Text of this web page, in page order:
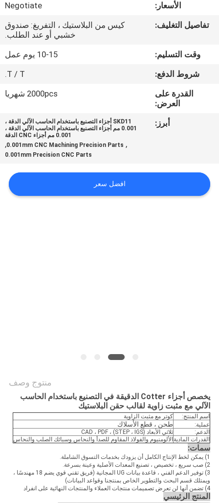
مراقبة
الجودة
اتصل
الموقع
الأسعار:
Negotiate
تفاصيل التغليف:
كيس من البلاستيك ، التفريغ: صندوق
خشبي أو عند الطلب.
وقت التسليم:
10-15 يوم عمل
شروط الدفع:
T / T.
القدرة على
العرض:
2000pcs شهريا
أبرز:
SKD11 أجزاء التصنيع باستخدام الحاسب الآلي الدقة ،
0.001 مم أجزاء التصنيع باستخدام الحاسب الآلي الدقة ،
0.001 مم أجزاء CNC الدقة
,
0.001mm CNC Machining Precision Parts
,
0.001mm Precision CNC Parts
افضل سعر
منتوج وصف
يخصص أجزاء Cotter الدقيقة في التصنيع باستخدام الحاسب
الآلي مع مثبت زاوية لقالب حقن البلاستيك
اسم المنتج:
كوتر مع مثبت الزاوية
عملية:
طحن ، قطع الأسلاك
الدعم:
ثلاثي الأبعاد (STEP ، IGS) ، CAD ، PDF
القدرات المادية الألومنيوم والفولاذ المقاوم للصدأ والنحاس وسبائك الصلب والنحاس
سمات:
1) يمكن لخط الإنتاج الكامل أن يزودك بخدمات التسوق الشاملة.
2) صب سريع ، تخصيص ، تصنيع المعدات الأصلية وعينة بسرعة.
3) توفير الدعم الفني ، قاعدة بيانات UG المجانية (فريق تقني قوي يضم 18 مهندسًا ،
ويمتلك قسم البحث والتطوير الخاص بمنتجنا وقواعد البيانات)
4) تضمن أنها لن تعرض تصميمات منتجات العملاء والمنتجات النهائية على انفراد
المنتج الرئيسي